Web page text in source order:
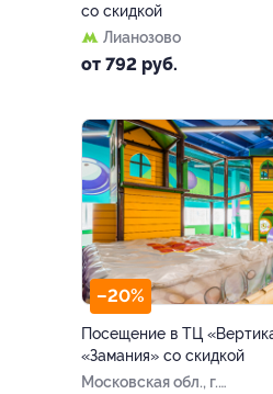
со скидкой
Лианозово
от 792 руб.
–20%
Посещение в ТЦ
«Замания» со скидкой
Московская обл., г.